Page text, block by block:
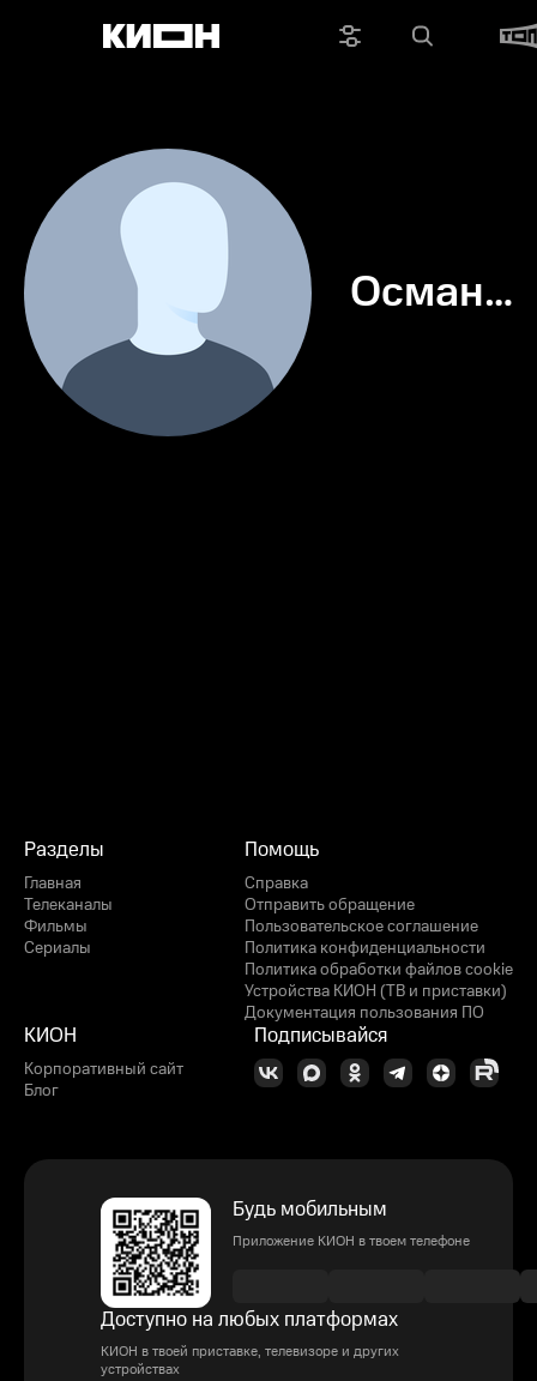
Осман
Разделы
Главная
Телеканалы
Фильмы
Сериалы
Помощь
Справка
Отправить обращение
Пользовательское соглашение
Политика конфиденциальности
Политика обработки файлов cookie
Устройства КИОН (ТВ и приставки)
Документация пользования ПО
КИОН
Корпоративный сайт
Блог
Подписывайся
Будь мобильным
Приложение КИОН в твоем телефоне
Доступно на любых платформах
КИОН в твоей приставке, телевизоре и других
устройствах